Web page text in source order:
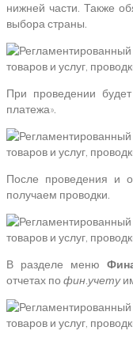
нижней части. Также
выбора страны.
При проведении
платежа».
После проведения и
получаем проводки.
В разделе меню
отчетах по фин.учету